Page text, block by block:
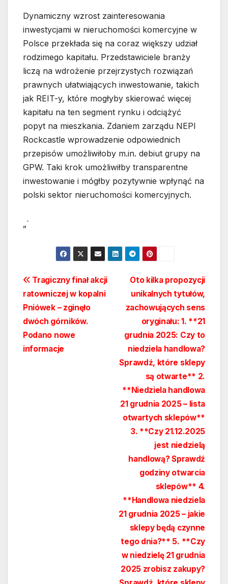
Dynamiczny wzrost zainteresowania
inwestycjami w nieruchomości komercyjne w
Polsce przekłada się na coraz większy udział
rodzimego kapitału. Przedstawiciele branży
liczą na wdrożenie przejrzystych rozwiązań
prawnych ułatwiających inwestowanie, takich
jak REIT-y, które mogłyby skierować więcej
kapitału na ten segment rynku i odciążyć
popyt na mieszkania. Zdaniem zarządu NEPI
Rockcastle wprowadzenie odpowiednich
przepisów umożliwiłoby m.in. debiut grupy na
GPW. Taki krok umożliwiłby transparentne
inwestowanie i mógłby pozytywnie wpłynąć na
polski sektor nieruchomości komercyjnych.
„`
Nawigacja
wpisu
Oto kilka propozycji
unikalnych tytułów,
zachowujących sens
oryginału: 1. **21
grudnia 2025: Czy to
niedziela handlowa?
Sprawdź, które sklepy
są otwarte** 2.
**Niedziela handlowa
21 grudnia 2025 – lista
otwartych sklepów**
3. **Czy 21.12.2025
jest niedzielą
handlową? Sprawdź
godziny otwarcia
sklepów** 4.
**Handlowa niedziela
21 grudnia 2025 – jakie
sklepy będą czynne
tego dnia?** 5. **Czy
w niedzielę 21 grudnia
2025 zrobisz zakupy?
Tragiczny finał akcji
ratowniczej w kopalni
Pniówek – zginęło
dwóch górników.
Podano nowe
informacje